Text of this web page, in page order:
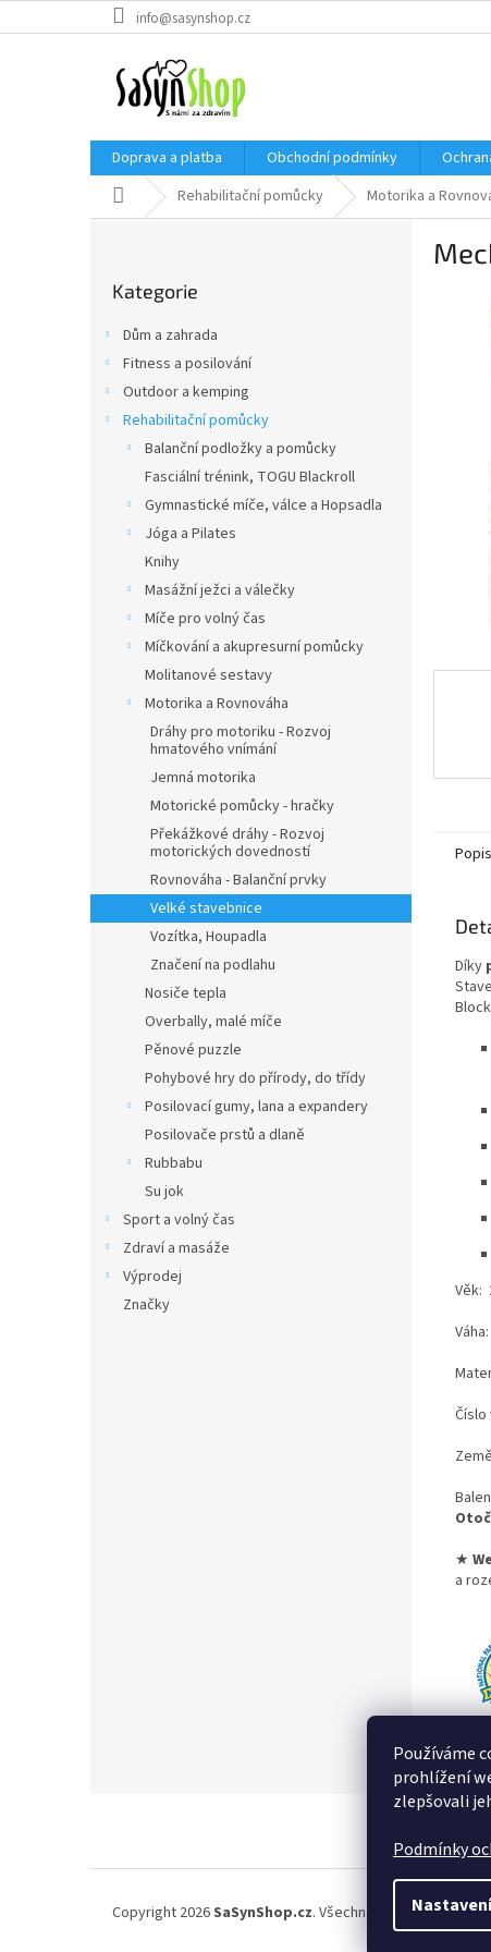
Používáme
prohlížení
zlepšovali
Podmínky
Nastavení
na
info@sasynshop.cz
Doprava a platba Obchodní podmínky
Domů Rehabilitační pomůcky Motorika a
kategorie
Kategorie
Dům a zahrada
Fitness a posilování
Outdoor a kemping
Rehabilitační pomůcky
Balanční podložky a pomůcky
Fasciální trénink, TOGU Blackroll
Gymnastické míče, válce a Hopsadla
Jóga a Pilates
Knihy
Masážní ježci a válečky
Míče pro volný čas
Míčkování a akupresurní pomůcky
Molitanové sestavy
Motorika a Rovnováha
Dráhy pro motoriku - Rozvoj
hmatového vnímání
Jemná motorika
Motorické pomůcky - hračky
Překážkové dráhy - Rozvoj
motorických dovedností
Rovnováha - Balanční prvky
Velké stavebnice
Vozítka, Houpadla
Značení na podlahu
Nosiče tepla
Overbally, malé míče
Pěnové puzzle
Pohybové hry do přírody, do třídy
Posilovací gumy, lana a expandery
Posilovače prstů a dlaně
Rubbabu
Su jok
Sport a volný čas
Zdraví a masáže
Výprodej
Značky
Popis
Díky
Věk:
Číslo
★
a
Copyright 2026SaSynShop.cz. Všechna práva vyhrazena.